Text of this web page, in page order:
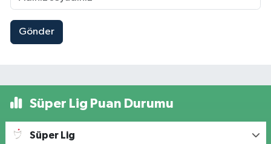
Gönder
Süper Lig Puan Durumu
Süper Lig